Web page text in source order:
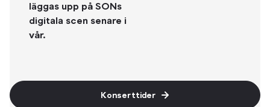
läggas upp på SONs
digitala scen senare i
vår.
Konserttider